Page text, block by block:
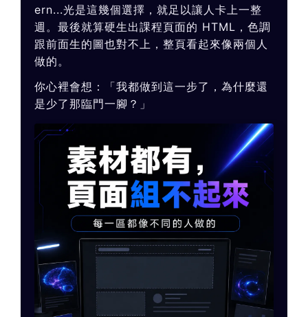
ern...光是這幾個選擇，就足以讓人卡上一整
週。最後就算硬生出課程頁面的 HTML，色調
跟前面生的圖也對不上，整頁看起來像兩個人
做的。
你心裡會想：「我都做到這一步了，為什麼還
是少了那臨門一腳？」